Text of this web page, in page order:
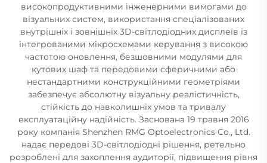
високопродуктивними інженерними вимогами до
візуальних систем, використання спеціалізованих
внутрішніх і зовнішніх 3D-світлодіодних дисплеїв із
інтегрованими мікросхемами керування з високою
частотою оновлення, безшовними модулями для
кутових шаф та передовими сферичними або
нестандартними конструкційними геометріями
забезпечує абсолютну візуальну реалістичність,
стійкість до навколишніх умов та тривалу
експлуатаційну надійність. Заснована 19 травня 2016
року компанія Shenzhen RMG Optoelectronics Co., Ltd.
надає передові 3D-світлодіодні рішення, ретельно
розроблені для захоплення аудиторії, підвищення рівня